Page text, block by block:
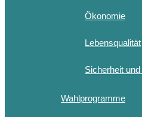
Ökonomie
Lebensqualität
Sicherheit
Wahlprogramme